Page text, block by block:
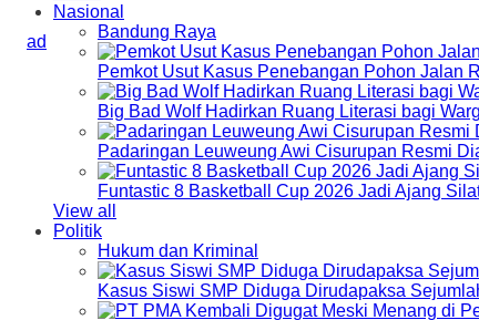
Nasional
Bandung Raya
Pemkot Usut Kasus Penebangan Pohon Jalan
Big Bad Wolf Hadirkan Ruang Literasi bagi
Padaringan Leuweung Awi Cisurupan Resmi
Funtastic 8 Basketball Cup 2026 Jadi Ajang
View all
Politik
Hukum dan Kriminal
Kasus Siswi SMP Diduga Dirudapaksa